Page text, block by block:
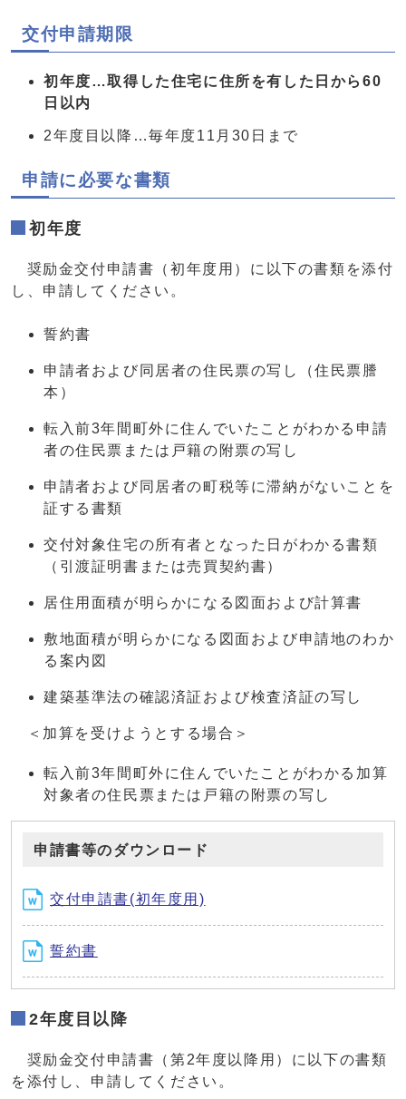
交付申請期限
初年度…取得した住宅に住所を有した日から60
日以内
2年度目以降…毎年度11月30日まで
申請に必要な書類
初年度
奨励金交付申請書（初年度用）に以下の書類を添付
し、申請してください。
誓約書
申請者および同居者の住民票の写し（住民票謄
本）
転入前3年間町外に住んでいたことがわかる申請
者の住民票または戸籍の附票の写し
申請者および同居者の町税等に滞納がないことを
証する書類
交付対象住宅の所有者となった日がわかる書類
（引渡証明書または売買契約書）
居住用面積が明らかになる図面および計算書
敷地面積が明らかになる図面および申請地のわか
る案内図
建築基準法の確認済証および検査済証の写し
＜加算を受けようとする場合＞
転入前3年間町外に住んでいたことがわかる加算
対象者の住民票または戸籍の附票の写し
申請書等のダウンロード
交付申請書(初年度用)
誓約書
2年度目以降
奨励金交付申請書（第2年度以降用）に以下の書類
を添付し、申請してください。